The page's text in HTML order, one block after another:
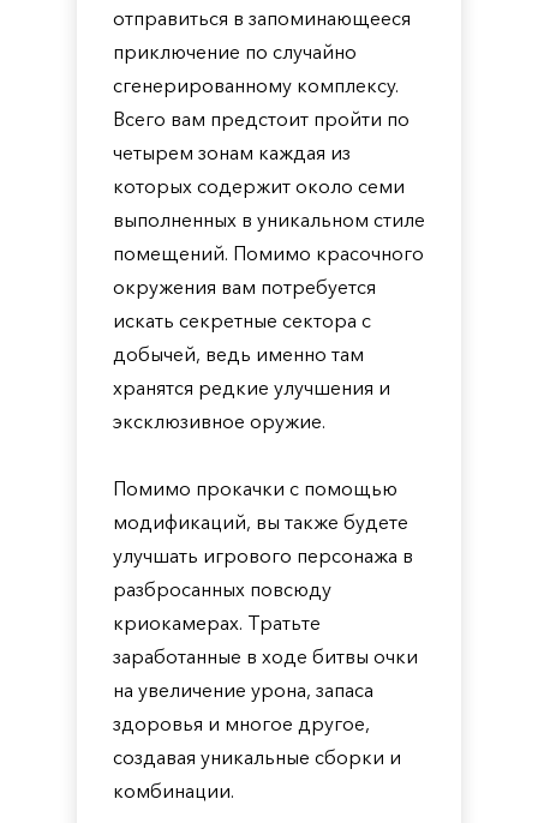
отправиться в запоминающееся
приключение по случайно
сгенерированному комплексу.
Всего вам предстоит пройти по
четырем зонам каждая из
которых содержит около семи
выполненных в уникальном стиле
помещений. Помимо красочного
окружения вам потребуется
искать секретные сектора с
добычей, ведь именно там
хранятся редкие улучшения и
эксклюзивное оружие.
Помимо прокачки с помощью
модификаций, вы также будете
улучшать игрового персонажа в
разбросанных повсюду
криокамерах. Тратьте
заработанные в ходе битвы очки
на увеличение урона, запаса
здоровья и многое другое,
создавая уникальные сборки и
комбинации.